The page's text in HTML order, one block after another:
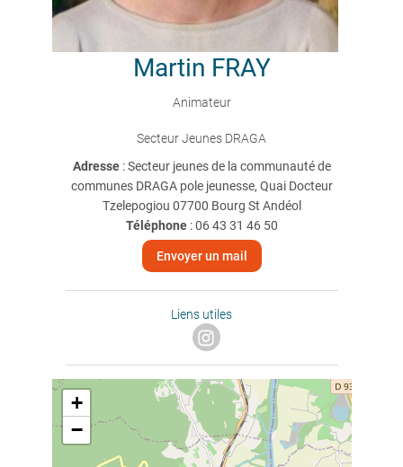
Martin FRAY
Animateur
Secteur Jeunes DRAGA
Adresse : Secteur jeunes de la communauté de
communes DRAGA pole jeunesse, Quai Docteur
Tzelepogiou 07700 Bourg St Andéol
Téléphone:06 43 31 46 50
Envoyer un mail
Liens utiles
+
−